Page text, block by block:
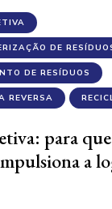
DE
DE RESÍDUOS
REVERSA
para
a